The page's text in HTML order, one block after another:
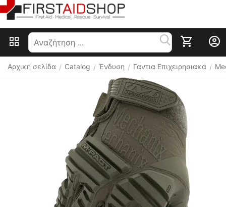
Αρχική σελίδα / Catalog / Ένδυση / Γάντια Επιχειρησιακά /